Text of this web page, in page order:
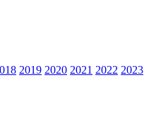
2019 2020 2021 2022 2023